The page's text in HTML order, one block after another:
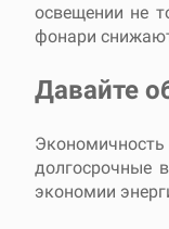
освещении не
фонари
Давайте
Экономичность
долгосрочные
экономии